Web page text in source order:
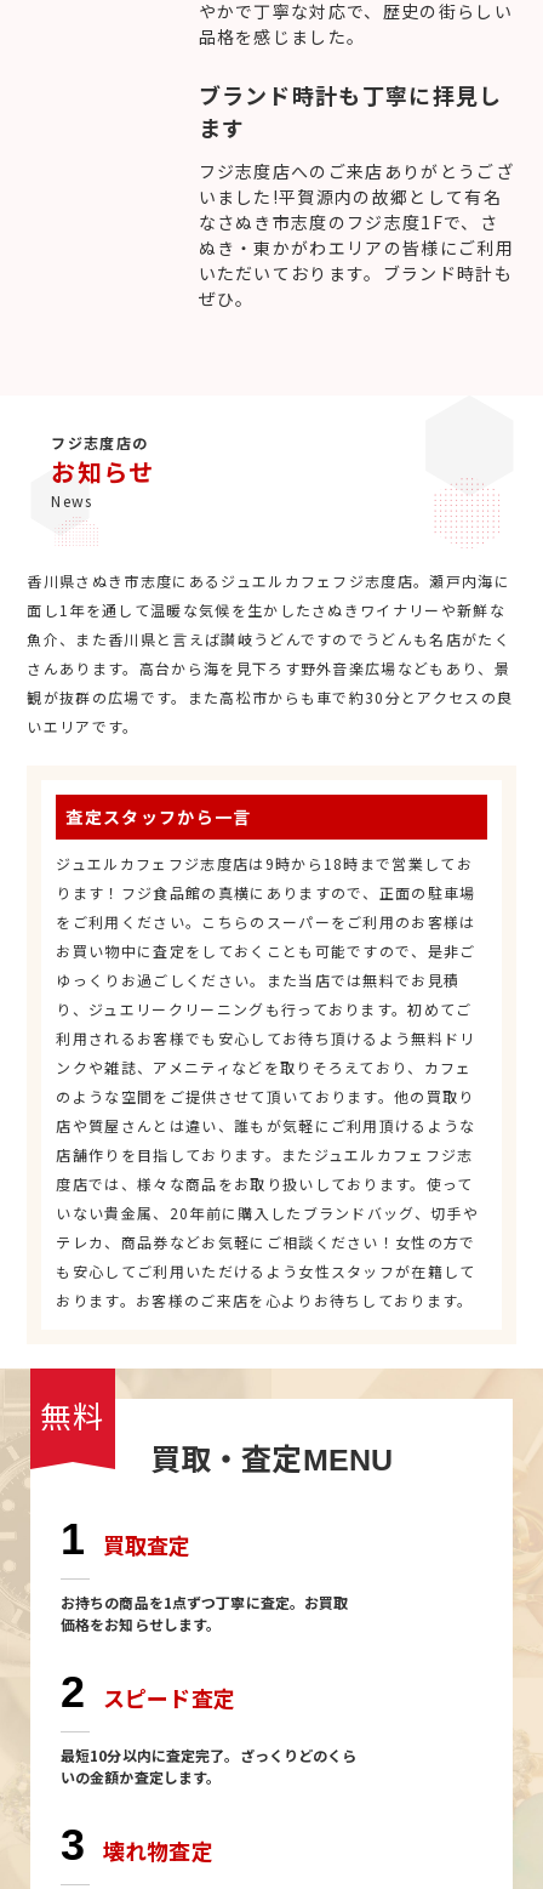
やかで丁寧な対応で、歴史の街らしい
品格を感じました。
ブランド時計も丁寧に拝見し
ます
フジ志度店へのご来店ありがとうござ
いました!平賀源内の故郷として有名
なさぬき市志度のフジ志度1Fで、さ
ぬき・東かがわエリアの皆様にご利用
いただいております。ブランド時計も
ぜひ。
フジ志度店の
お知らせ
News
香川県さぬき市志度にあるジュエルカフェフジ志度店。瀬戸内海に
面し1年を通して温暖な気候を生かしたさぬきワイナリーや新鮮な
魚介、また香川県と言えば讃岐うどんですのでうどんも名店がたく
さんあります。高台から海を見下ろす野外音楽広場などもあり、景
観が抜群の広場です。また高松市からも車で約30分とアクセスの良
いエリアです。
査定スタッフから一言
ジュエルカフェフジ志度店は9時から18時まで営業してお
ります！フジ食品館の真横にありますので、正面の駐車場
をご利用ください。こちらのスーパーをご利用のお客様は
お買い物中に査定をしておくことも可能ですので、是非ご
ゆっくりお過ごしください。また当店では無料でお見積
り、ジュエリークリーニングも行っております。初めてご
利用されるお客様でも安心してお待ち頂けるよう無料ドリ
ンクや雑誌、アメニティなどを取りそろえており、カフェ
のような空間をご提供させて頂いております。他の買取り
店や質屋さんとは違い、誰もが気軽にご利用頂けるような
店舗作りを目指しております。またジュエルカフェフジ志
度店では、様々な商品をお取り扱いしております。使って
いない貴金属、20年前に購入したブランドバッグ、切手や
テレカ、商品券などお気軽にご相談ください！女性の方で
も安心してご利用いただけるよう女性スタッフが在籍して
おります。お客様のご来店を心よりお待ちしております。
無料
買取・査定MENU
1 買取査定
お持ちの商品を1点ずつ丁寧に査定。お買取
価格をお知らせします。
2 スピード査定
最短10分以内に査定完了。ざっくりどのくら
いの金額か査定します。
3 壊れ物査定